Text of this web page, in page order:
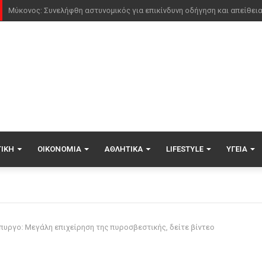
ΟΙΚΟΝΟΜΊΑ ΑΘΛΗΤΙΚΆ LIFESTYLE ΥΓΕΊΑ
Μεγάλη επιχείρηση της πυροσβεστικής, δείτε βίντεο